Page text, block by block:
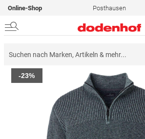
Online-Shop Posthausen
Zum
Ende
-23%